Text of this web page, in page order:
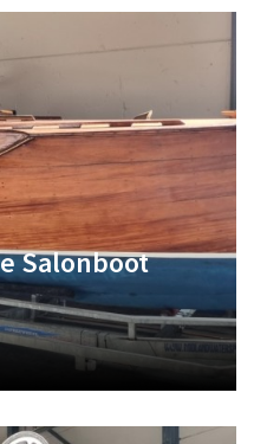
Salonboot